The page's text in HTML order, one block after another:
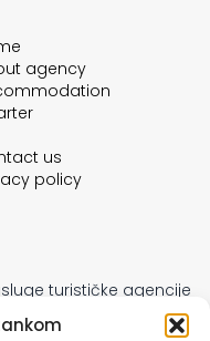
agency
us
policy
turističke agencije